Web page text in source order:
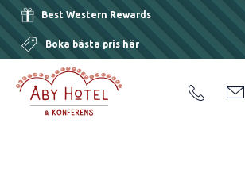
Best Western Rewards
Boka bästa pris här